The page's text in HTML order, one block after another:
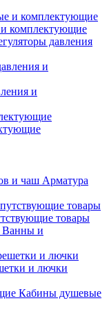
комплектующие
давления
и
Арматура
товары
Ванны и
и лючки
Кабины душевые